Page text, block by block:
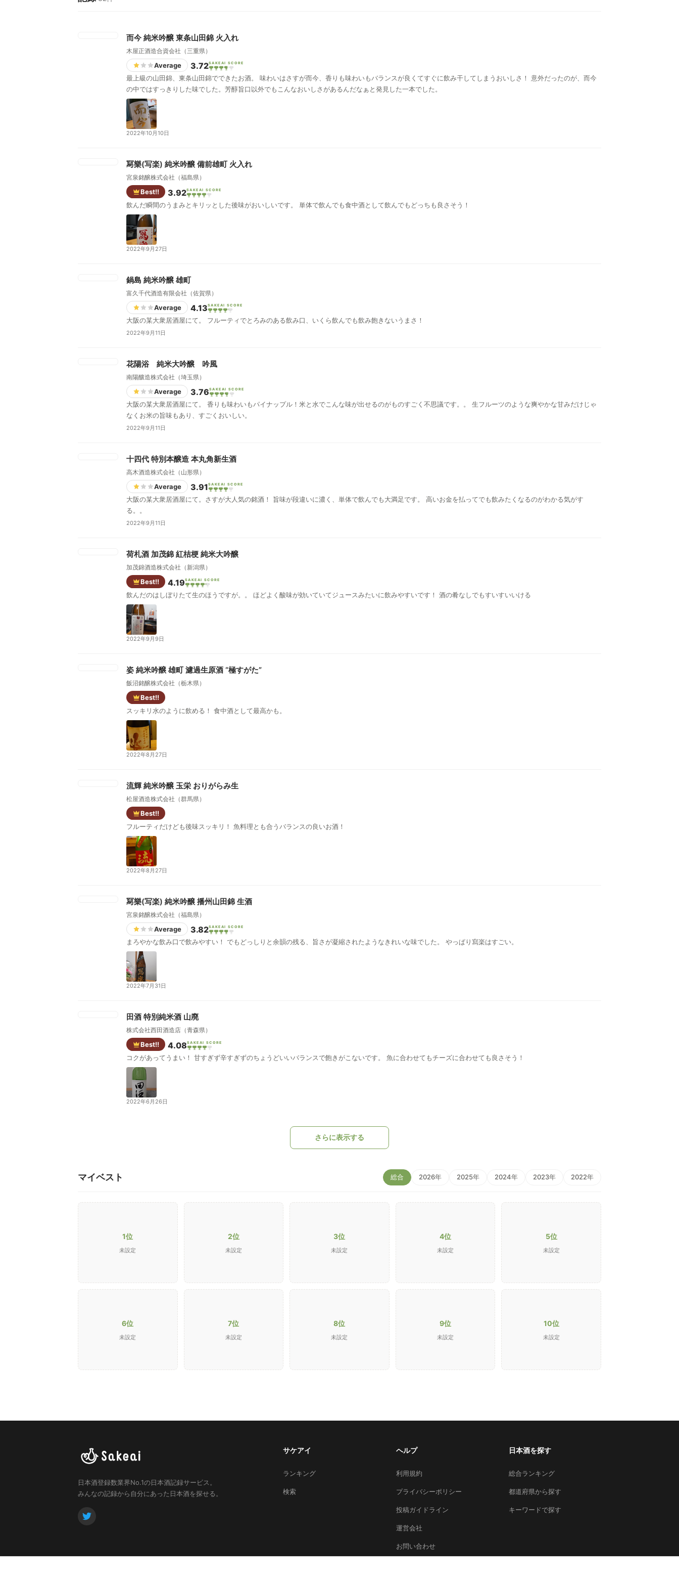
而今 純米吟醸 東条山田錦 火入れ
木屋正酒造合資会社（三重県）
Average 3.72SAKEAI SCORE
最上級の山田錦、東条山田錦でできたお酒。 味わいはさすが而今、香りも味わいもバランスが良くてすぐに飲み干してしまうおいしさ！ 意外だったのが、而今
の中ではすっきりした味でした。芳醇旨口以外でもこんなおいしさがあるんだなぁと発見した一本でした。
2022年10月10日
冩樂(写楽) 純米吟醸 備前雄町 火入れ
宮泉銘醸株式会社（福島県）
Best!! 3.92SAKEAI SCORE
飲んだ瞬間のうまみとキリッとした後味がおいしいです。 単体で飲んでも食中酒として飲んでもどっちも良さそう！
2022年9月27日
鍋島 純米吟醸 雄町
富久千代酒造有限会社（佐賀県）
Average 4.13SAKEAI SCORE
大阪の某大衆居酒屋にて。 フルーティでとろみのある飲み口、いくら飲んでも飲み飽きないうまさ！
2022年9月11日
花陽浴 純米大吟醸 吟風
南陽釀造株式会社（埼玉県）
Average 3.76SAKEAI SCORE
大阪の某大衆居酒屋にて。 香りも味わいもパイナップル！米と水でこんな味が出せるのがものすごく不思議です。。 生フルーツのような爽やかな甘みだけじゃ
なくお米の旨味もあり、すごくおいしい。
2022年9月11日
十四代 特別本醸造 本丸角新生酒
高木酒造株式会社（山形県）
Average 3.91SAKEAI SCORE
大阪の某大衆居酒屋にて。さすが大人気の銘酒！ 旨味が段違いに濃く、単体で飲んでも大満足です。 高いお金を払ってでも飲みたくなるのがわかる気がす
る。。
2022年9月11日
荷札酒 加茂錦 紅桔梗 純米大吟醸
加茂錦酒造株式会社（新潟県）
Best!! 4.19SAKEAI SCORE
飲んだのはしぼりたて生のほうですが。。 ほどよく酸味が効いていてジュースみたいに飲みやすいです！ 酒の肴なしでもすいすいいける
2022年9月9日
姿 純米吟醸 雄町 濾過生原酒 “極すがた”
飯沼銘醸株式会社（栃木県）
Best!!
スッキリ水のように飲める！ 食中酒として最高かも。
2022年8月27日
流輝 純米吟醸 玉栄 おりがらみ生
松屋酒造株式会社（群馬県）
Best!!
フルーティだけども後味スッキリ！ 魚料理とも合うバランスの良いお酒！
2022年8月27日
冩樂(写楽) 純米吟醸 播州山田錦 生酒
宮泉銘醸株式会社（福島県）
Average 3.82SAKEAI SCORE
まろやかな飲み口で飲みやすい！ でもどっしりと余韻の残る、旨さが凝縮されたようなきれいな味でした。 やっぱり寫楽はすごい。
2022年7月31日
田酒 特別純米酒 山廃
株式会社西田酒造店（青森県）
Best!! 4.08SAKEAI SCORE
コクがあってうまい！ 甘すぎず辛すぎずのちょうどいいバランスで飽きがこないです。 魚に合わせてもチーズに合わせても良さそう！
2022年6月26日
さらに表示する
マイベスト 総合 2026年 2025年 2024年 2023年 2022年
1位
未設定
2位
未設定
3位
未設定
4位
未設定
5位
未設定
6位
未設定
7位
未設定
8位
未設定
9位
未設定
10位
未設定
日本酒登録数業界No.1の日本酒記録サービス。
みんなの記録から自分にあった日本酒を探せる。
サケアイ
ランキング
検索
ヘルプ
利用規約
プライバシーポリシー
投稿ガイドライン
運営会社
お問い合わせ
日本酒を探す
総合ランキング
都道府県から探す
キーワードで探す